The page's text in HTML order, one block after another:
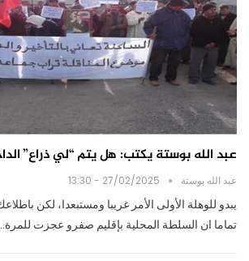
عبد الله بوستة يكتب: هل يتم “لي ذراع”
عبد الله بوستة 27/02/2025 - 13:30
يبدو للوهلة الأولى الأمر غريبا ومستبعدا، لكن
تماما ان السلطة المحلية بإقليم صفرو عجزت